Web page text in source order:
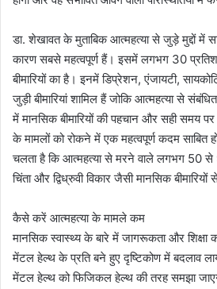
डा. शेखावत के मुताबिक आत्महत्या से जुड़े मुद्दों में
कारण सबसे महत्वपूर्ण हैं। इसमें लगभग 30
बीमारियों का है। इनमें डिप्रेशन, एंजायटी,
जुड़ी बीमारियां शामिल हैं जोकि आत्महत्या से
में मानसिक बीमारियों की पहचान और सही समय
के मामलों को रोकने में एक महत्वपूर्ण कदम साबित
चलता है कि आत्महत्या से मरने वाले लगभग 50 से
चिंता और द्विध्रुवी विकार जैसी मानसिक बीमारियों
कैसे करें आत्महत्या के मामले कम
मानसिक स्वास्थ्य के बारे में जागरूकता और शिक्षा
मेंटल हेल्थ के प्रति बने हुए दृष्टिकोण में बदलाव
मेंटल हेल्थ को फिजिकल हेल्थ की तरह समझा